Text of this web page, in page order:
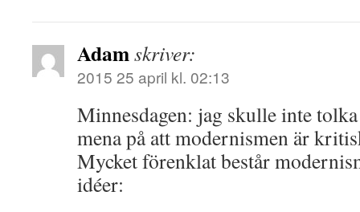
Adamskriver:
2015 25 april kl. 02:13
Minnesdagen: jag skulle inte
mena på att modernismen är
Mycket förenklat består
idéer: